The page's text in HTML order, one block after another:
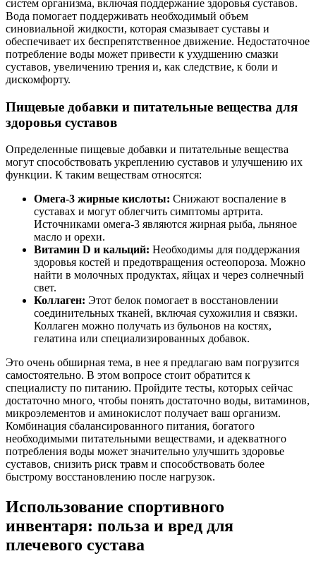
систем организма, включая поддержание здоровья суставов.
Вода помогает поддерживать необходимый объем
синовиальной жидкости, которая смазывает суставы и
обеспечивает их беспрепятственное движение. Недостаточное
потребление воды может привести к ухудшению смазки
суставов, увеличению трения и, как следствие, к боли и
дискомфорту.
Пищевые добавки и питательные вещества для
здоровья суставов
Определенные пищевые добавки и питательные вещества
могут способствовать укреплению суставов и улучшению их
функции. К таким веществам относятся:
Омега-3 жирные кислоты: Снижают воспаление в
суставах и могут облегчить симптомы артрита.
Источниками омега-3 являются жирная рыба, льняное
масло и орехи.
Витамин D и кальций: Необходимы для поддержания
здоровья костей и предотвращения остеопороза. Можно
найти в молочных продуктах, яйцах и через солнечный
свет.
Коллаген: Этот белок помогает в восстановлении
соединительных тканей, включая сухожилия и связки.
Коллаген можно получать из бульонов на костях,
гелатина или специализированных добавок.
Это очень обширная тема, в нее я предлагаю вам погрузится
самостоятельно. В этом вопросе стоит обратится к
специалисту по питанию. Пройдите тесты, которых сейчас
достаточно много, чтобы понять достаточно воды, витаминов,
микроэлементов и аминокислот получает ваш организм.
Комбинация сбалансированного питания, богатого
необходимыми питательными веществами, и адекватного
потребления воды может значительно улучшить здоровье
суставов, снизить риск травм и способствовать более
быстрому восстановлению после нагрузок.
Использование спортивного
инвентаря: польза и вред для
плечевого сустава